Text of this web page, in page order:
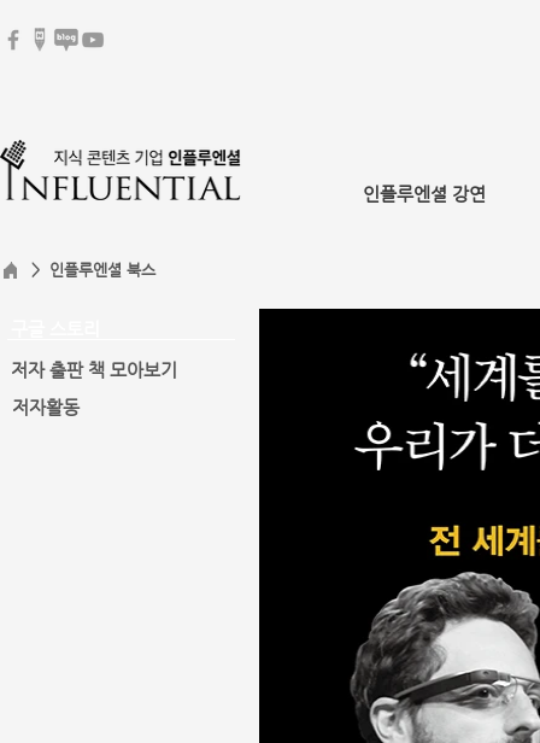
인플루엔셜 강연
> 인플루엔셜 북스
저자 출판 책 모아보기
저자활동